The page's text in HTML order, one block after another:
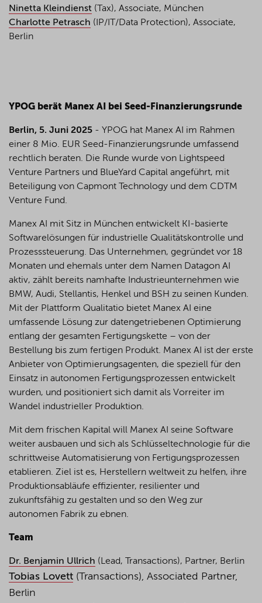
Ninetta Kleindienst (Tax), Associate, München
Charlotte Petrasch (IP/IT/Data Protection), Associate,
Berlin
YPOG berät Manex AI bei Seed-Finanzierungsrunde
Berlin, 5. Juni 2025 - YPOG hat Manex AI im Rahmen
einer 8 Mio. EUR Seed-Finanzierungsrunde umfassend
rechtlich beraten. Die Runde wurde von Lightspeed
Venture Partners und BlueYard Capital angeführt, mit
Beteiligung von Capmont Technology und dem CDTM
Venture Fund.
Manex AI mit Sitz in München entwickelt KI-basierte
Softwarelösungen für industrielle Qualitätskontrolle und
Prozesssteuerung. Das Unternehmen, gegründet vor 18
Monaten und ehemals unter dem Namen Datagon AI
aktiv, zählt bereits namhafte Industrieunternehmen wie
BMW, Audi, Stellantis, Henkel und BSH zu seinen Kunden.
Mit der Plattform Qualitatio bietet Manex AI eine
umfassende Lösung zur datengetriebenen Optimierung
entlang der gesamten Fertigungskette – von der
Bestellung bis zum fertigen Produkt. Manex AI ist der erste
Anbieter von Optimierungsagenten, die speziell für den
Einsatz in autonomen Fertigungsprozessen entwickelt
wurden, und positioniert sich damit als Vorreiter im
Wandel industrieller Produktion.
Mit dem frischen Kapital will Manex AI seine Software
weiter ausbauen und sich als Schlüsseltechnologie für die
schrittweise Automatisierung von Fertigungsprozessen
etablieren. Ziel ist es, Herstellern weltweit zu helfen, ihre
Produktionsabläufe effizienter, resilienter und
zukunftsfähig zu gestalten und so den Weg zur
autonomen Fabrik zu ebnen.
Team
Dr. Benjamin Ullrich (Lead, Transactions), Partner, Berlin
Tobias Lovett (Transactions), Associated Partner,
Berlin